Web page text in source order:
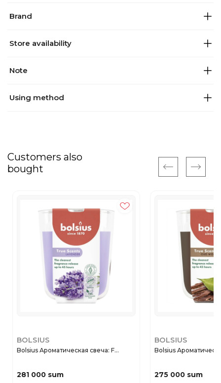
Brand
Store availability
Note
Using method
Customers also
bought
BOLSIUS
Bolsius Ароматическая свеча: F...
281 000 sum
BOLSIUS
Bolsius
275 000 sum